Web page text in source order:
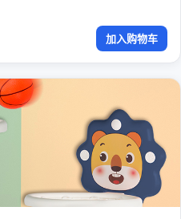
加入购物车